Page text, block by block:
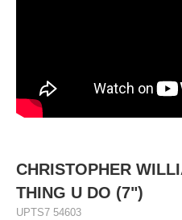
CHRISTOPHER
THING U DO (7")
UPTS7 54603